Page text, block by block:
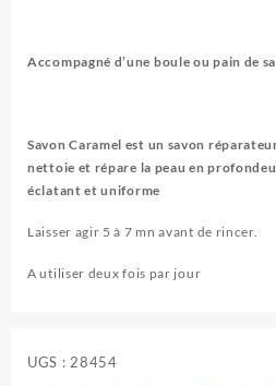
Accompagné d’une boule ou pain de
Savon Caramel est un savon
nettoie et répare la peau en
éclatant et uniforme
Laisser agir 5 à 7 mn avant de rincer.
A utiliser deux fois par jour
UGS : 28454